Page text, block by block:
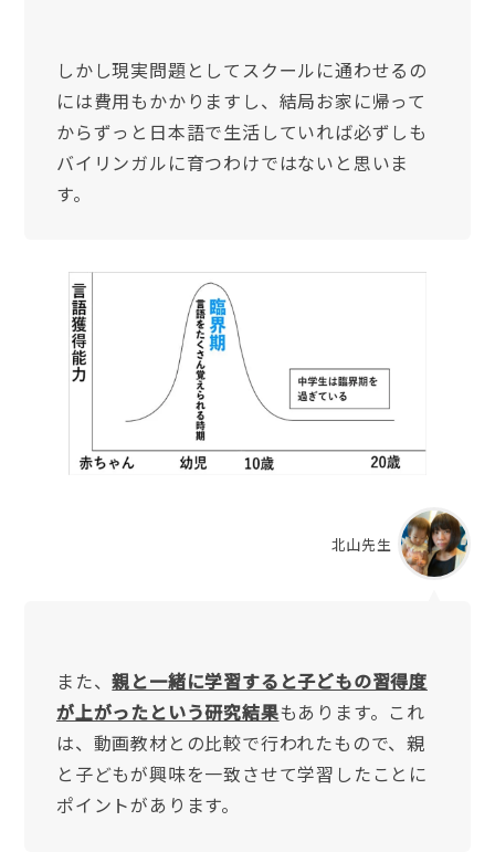
しかし現実問題としてスクールに通わせるの
には費用もかかりますし、結局お家に帰って
からずっと日本語で生活していれば必ずしも
バイリンガルに育つわけではないと思いま
す。
北山先生
また、親と一緒に学習すると子どもの習得度
が上がったという研究結果もあります。これ
は、動画教材との比較で行われたもので、親
と子どもが興味を一致させて学習したことに
ポイントがあります。